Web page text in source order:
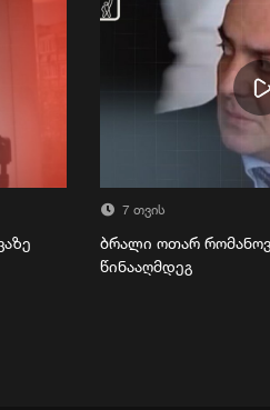
7 თვის
ბრალი ოთარ
წინააღმდეგ